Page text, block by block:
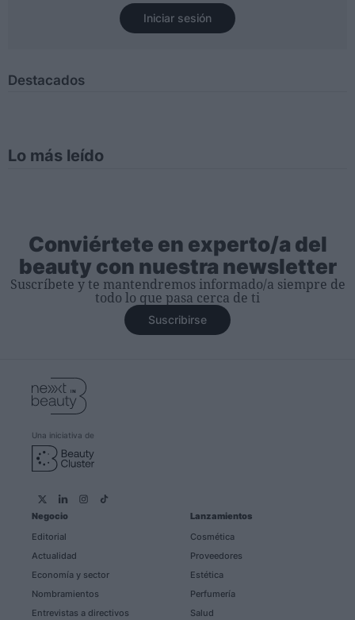
Iniciar sesión
Destacados
Lo más leído
Conviértete en experto/a del
beauty con nuestra newsletter
Suscríbete y te mantendremos informado/a siempre de
todo lo que pasa cerca de ti
Suscribirse
Una iniciativa de
Negocio
Editorial
Actualidad
Economía y sector
Nombramientos
Entrevistas a directivos
Lanzamientos
Cosmética
Proveedores
Estética
Perfumería
Salud